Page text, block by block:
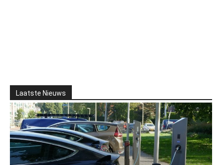
Laatste Nieuws